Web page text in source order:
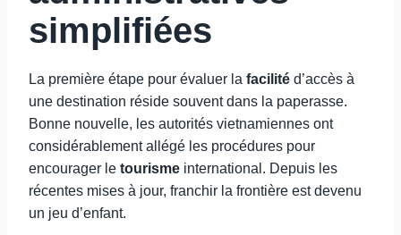
simplifiées
La première étape pour évaluer la facilité d’accès à
une destination réside souvent dans la paperasse.
Bonne nouvelle, les autorités vietnamiennes ont
considérablement allégé les procédures pour
encourager le tourisme international. Depuis les
récentes mises à jour, franchir la frontière est devenu
un jeu d’enfant.